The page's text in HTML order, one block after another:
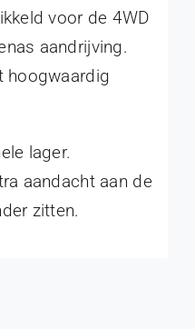
voor de 4WD
aandrijving.
hoogwaardig
lager.
aandacht aan de
zitten.